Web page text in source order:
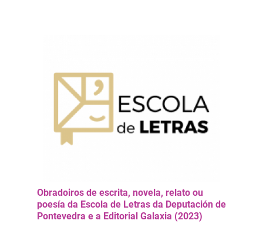
Obradoiros de escrita, novela, relato ou
poesía da Escola de Letras da Deputación de
Pontevedra e a Editorial Galaxia (2023)